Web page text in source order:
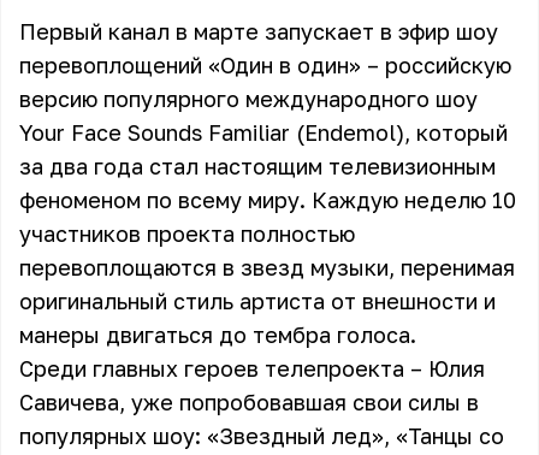
Первый канал в марте запускает в эфир шоу
перевоплощений «Один в один» – российскую
версию популярного международного шоу
Your Face Sounds Familiar (Endemol), который
за два года стал настоящим телевизионным
феноменом по всему миру. Каждую неделю 10
участников проекта полностью
перевоплощаются в звезд музыки, перенимая
оригинальный стиль артиста от внешности и
манеры двигаться до тембра голоса.
Среди главных героев телепроекта – Юлия
Савичева, уже попробовавшая свои силы в
популярных шоу: «Звездный лед», «Танцы со